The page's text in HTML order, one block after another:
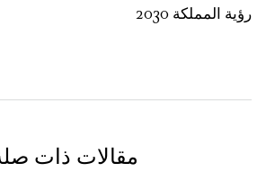
رؤية المملكة 2030
مقالات ذات